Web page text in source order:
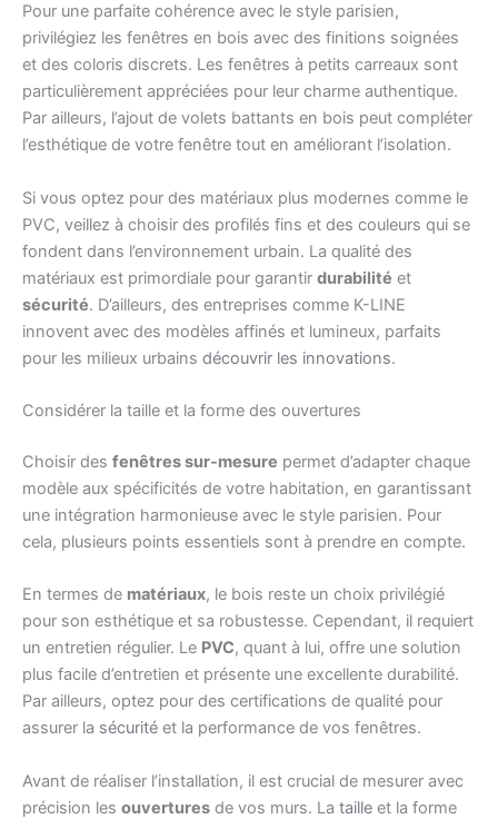
Pour une parfaite cohérence avec le style parisien,
privilégiez les fenêtres en bois avec des finitions soignées
et des coloris discrets. Les fenêtres à petits carreaux sont
particulièrement appréciées pour leur charme authentique.
Par ailleurs, l’ajout de volets battants en bois peut compléter
l’esthétique de votre fenêtre tout en améliorant l’isolation.
Si vous optez pour des matériaux plus modernes comme le
PVC, veillez à choisir des profilés fins et des couleurs qui se
fondent dans l’environnement urbain. La qualité des
matériaux est primordiale pour garantir durabilité et
sécurité. D’ailleurs, des entreprises comme K-LINE
innovent avec des modèles affinés et lumineux, parfaits
pour les milieux urbains découvrir les innovations.
Considérer la taille et la forme des ouvertures
Choisir des fenêtres sur-mesure permet d’adapter chaque
modèle aux spécificités de votre habitation, en garantissant
une intégration harmonieuse avec le style parisien. Pour
cela, plusieurs points essentiels sont à prendre en compte.
En termes de matériaux, le bois reste un choix privilégié
pour son esthétique et sa robustesse. Cependant, il requiert
un entretien régulier. Le PVC, quant à lui, offre une solution
plus facile d’entretien et présente une excellente durabilité.
Par ailleurs, optez pour des certifications de qualité pour
assurer la sécurité et la performance de vos fenêtres.
Avant de réaliser l’installation, il est crucial de mesurer avec
précision les ouvertures de vos murs. La taille et la forme